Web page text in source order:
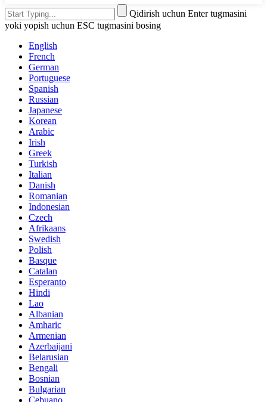
Qidirish uchun Enter tugmasini
yoki yopish uchun ESC tugmasini bosing
English
French
German
Portuguese
Spanish
Russian
Japanese
Korean
Arabic
Irish
Greek
Turkish
Italian
Danish
Romanian
Indonesian
Czech
Afrikaans
Swedish
Polish
Basque
Catalan
Esperanto
Hindi
Lao
Albanian
Amharic
Armenian
Azerbaijani
Belarusian
Bengali
Bosnian
Bulgarian